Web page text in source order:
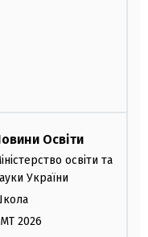
Освіти
освіти та
України
2026